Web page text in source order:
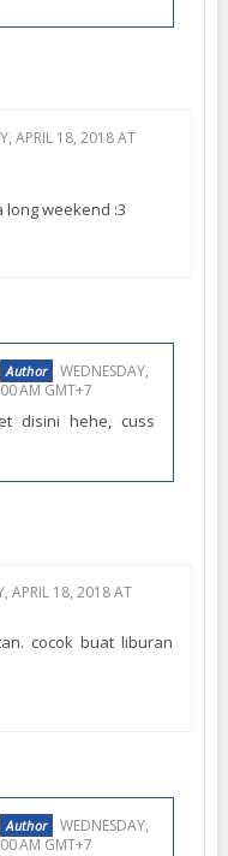
APRIL 18, 2018 AT
long weekend :3
WEDNESDAY,
AM GMT+7
disini hehe, cuss
APRIL 18, 2018 AT
cocok buat liburan
WEDNESDAY,
AM GMT+7